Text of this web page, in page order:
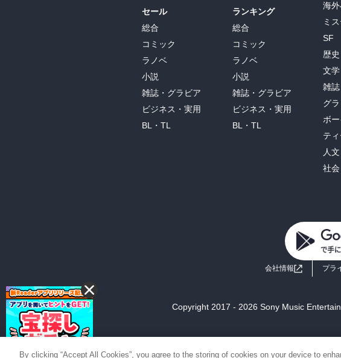
セール
総合
コミック
ラノベ
小説
雑誌・グラビア
ビジネス・実用
BL・TL
ランキング
総合
コミック
ラノベ
小説
雑誌・グラビア
ビジネス・実用
BL・TL
海外
ミ
SF
歴
文学
雑誌
グ
ボ
テ
人
社
会社情報 プラ
Copyright 2017 - 2026 Sony Music
By clicking “Accept All Cookies”, you agree to the storing of cookies on your device to